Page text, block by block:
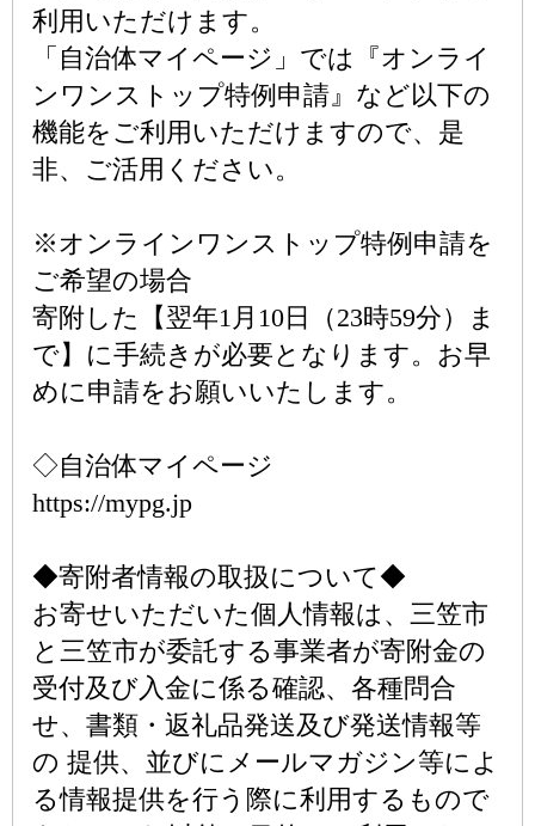
利用いただけます。
「自治体マイページ」では『オンライ
ンワンストップ特例申請』など以下の
機能をご利用いただけますので、是
非、ご活用ください。
※オンラインワンストップ特例申請を
ご希望の場合
寄附した【翌年1月10日（23時59分）ま
で】に手続きが必要となります。お早
めに申請をお願いいたします。
◇自治体マイページ
https://mypg.jp
◆寄附者情報の取扱について◆
お寄せいただいた個人情報は、三笠市
と三笠市が委託する事業者が寄附金の
受付及び入金に係る確認、各種問合
せ、書類・返礼品発送及び発送情報等
の 提供、並びにメールマガジン等によ
る情報提供を行う際に利用するもので